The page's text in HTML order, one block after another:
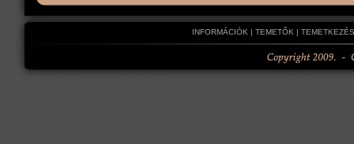
INFORMÁCIÓK | TEMETŐK |